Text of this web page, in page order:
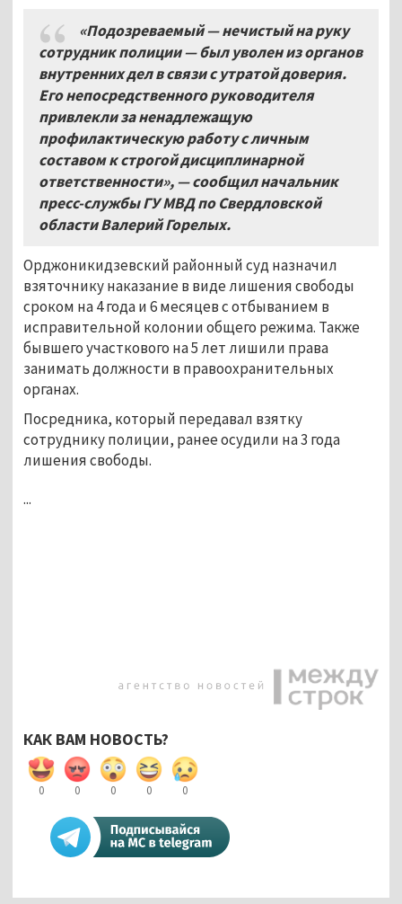
«Подозреваемый — нечистый на руку
сотрудник полиции — был уволен из органов
внутренних дел в связи с утратой доверия.
Его непосредственного руководителя
привлекли за ненадлежащую
профилактическую работу с личным
составом к строгой дисциплинарной
ответственности», — сообщил начальник
пресс-службы ГУ МВД по Свердловской
области Валерий Горелых.
Орджоникидзевский районный суд назначил
взяточнику наказание в виде лишения свободы
сроком на 4 года и 6 месяцев с отбыванием в
исправительной колонии общего режима. Также
бывшего участкового на 5 лет лишили права
занимать должности в правоохранительных
органах.
Посредника, который передавал взятку
сотруднику полиции, ранее осудили на 3 года
лишения свободы.
...
КАК ВАМ НОВОСТЬ?
0 0 0 0 0